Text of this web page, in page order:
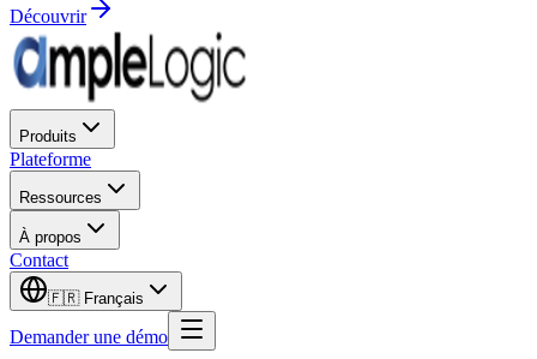
Découvrir
Produits
Plateforme
Ressources
À propos
Contact
🇫🇷 Français
Demander une démo